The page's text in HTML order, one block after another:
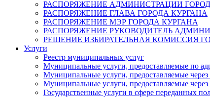
РАСПОРЯЖЕНИЕ АДМИНИСТРАЦИИ
РАСПОРЯЖЕНИЕ ГЛАВА ГОРОДА КУРГАНА
РАСПОРЯЖЕНИЕ МЭР ГОРОДА КУРГАНА
РАСПОРЯЖЕНИЕ РУКОВОДИТЕЛЬ
РЕШЕНИЕ ИЗБИРАТЕЛЬНАЯ КОМИССИЯ
Услуги
Реестр муниципальных услуг
Муниципальные услуги, предоставляемые по
Муниципальные услуги, предоставляемые через
Муниципальные услуги, предоставляемые
Государственные услуги в сфере переданных